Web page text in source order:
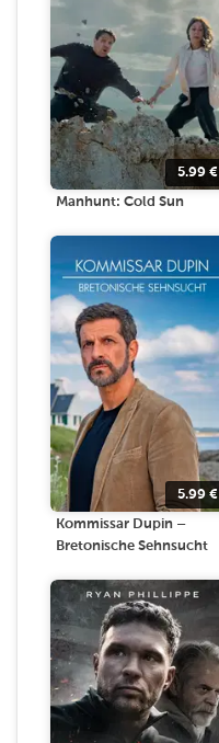
5.99 €
Manhunt: Cold Sun
5.99 €
Kommissar Dupin –
Bretonische Sehnsucht